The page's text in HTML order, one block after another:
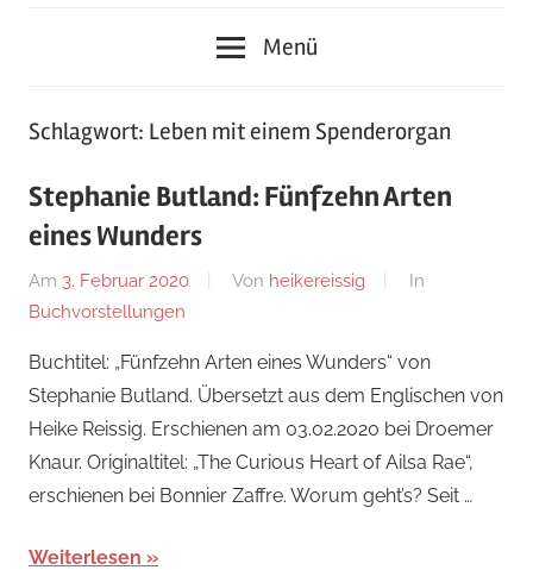
Menü
Schlagwort: Leben mit einem Spenderorgan
Stephanie Butland: Fünfzehn Arten
eines Wunders
Am 3. Februar 2020 Von heikereissig
In
Buchvorstellungen
Buchtitel: „Fünfzehn Arten eines Wunders“ von
Stephanie Butland. Übersetzt aus dem Englischen von
Heike Reissig. Erschienen am 03.02.2020 bei Droemer
Knaur. Originaltitel: „The Curious Heart of Ailsa Rae“,
erschienen bei Bonnier Zaffre. Worum geht’s? Seit …
Weiterlesen